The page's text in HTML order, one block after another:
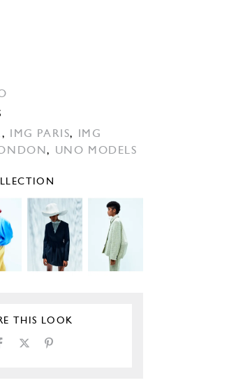
, IMG PARIS,
IMG
, UNO MODELS
THIS LOOK